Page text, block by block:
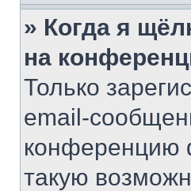
» Когда я
на
Только
email-
конференцию
такую